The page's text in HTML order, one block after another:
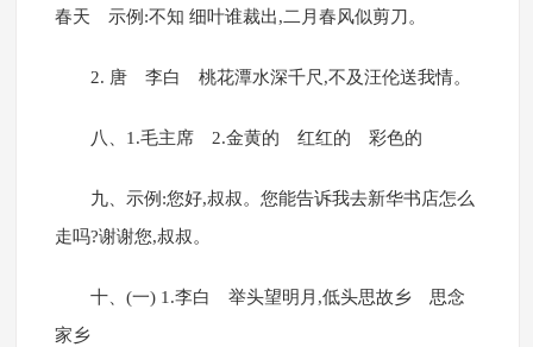
春天 示例:不知 细叶谁裁出,二月春风似剪刀。
2. 唐 李白 桃花潭水深千尺,不及汪伦送我情。
八、1.毛主席 2.金黄的 红红的 彩色的
九、示例:您好,叔叔。您能告诉我去新华书店怎么
走吗?谢谢您,叔叔。
十、(一) 1.李白 举头望明月,低头思故乡 思念
家乡